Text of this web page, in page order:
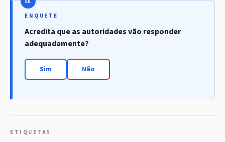
ENQUETE
Acredita que as autoridades vão responder
adequadamente?
Sim Não
ETIQUETAS